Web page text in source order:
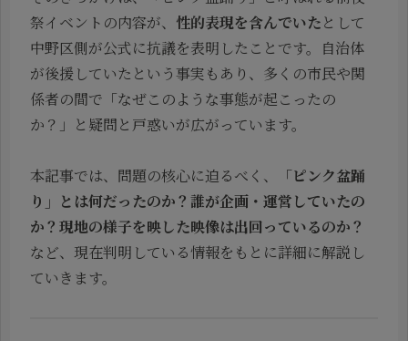
祭イベントの内容が、 性的表現を含んでいたとして
中野区側が公式に抗議を表明したことです。自治体
が後援していたという事実もあり、多くの市民や関
係者の間で「なぜこのような事態が起こったの
か？」と疑問と戸惑いが広がっています。
本記事では、問題の核心に迫るべく、
「ピンク盆踊
り」とは何だったのか？誰が企画・運営していたの
か？現地の様子を映した映像は出回っているのか？
など、現在判明している情報をもとに詳細に解説し
ていきます。